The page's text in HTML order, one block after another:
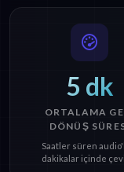
5 dk
ORTALAMA
DÖNÜŞ
Saatler süren
dakikalar içinde